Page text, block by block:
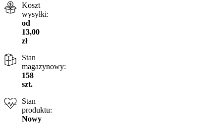
Koszt
wysyłki:
od
13,00
zł
Stan
magazynowy:
158
szt.
Stan
produktu:
Nowy